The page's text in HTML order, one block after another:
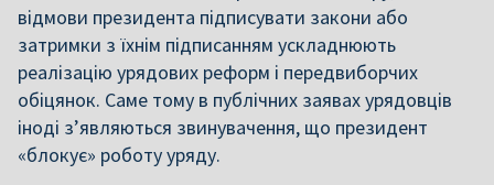
відмови президента підписувати закони або
затримки з їхнім підписанням ускладнюють
реалізацію урядових реформ і передвиборчих
обіцянок. Саме тому в публічних заявах урядовців
іноді з’являються звинувачення, що президент
«блокує» роботу уряду.